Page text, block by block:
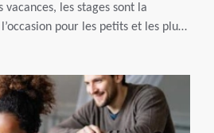
les stages sont la
pour les petits et les plus
partenaires !